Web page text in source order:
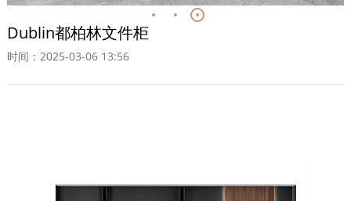
Dublin都柏林文件柜
时间：2025-03-06 13:56